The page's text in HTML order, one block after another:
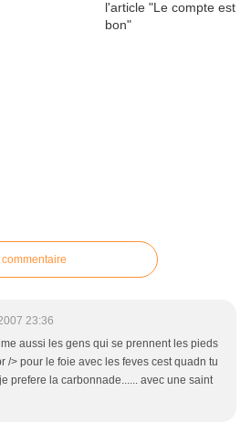
23:36
aussi les gens qui se prennent les pieds
/> pour le foie avec les feves cest quadn tu
prefere la carbonnade...... avec une saint